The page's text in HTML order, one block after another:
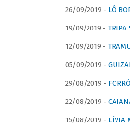
26/09/2019 - LÔ
19/09/2019 - TRIPA
12/09/2019 -
05/09/2019 -
29/08/2019 -
22/08/2019 -
15/08/2019 - LÍVIA